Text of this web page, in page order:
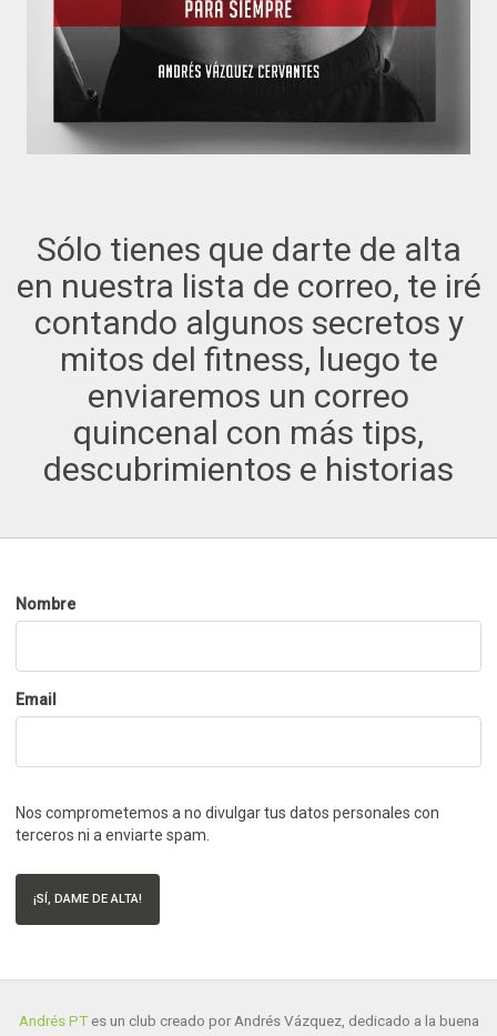
Sólo tienes que darte de alta
en nuestra lista de correo, te iré
contando algunos secretos y
mitos del fitness, luego te
enviaremos un correo
quincenal con más tips,
descubrimientos e historias
Nombre
Email
Nos comprometemos a no divulgar tus datos personales con
terceros ni a enviarte spam.
¡SÍ, DAME DE ALTA!
Andrés PTes un club creado por Andrés Vázquez, dedicado a la buena